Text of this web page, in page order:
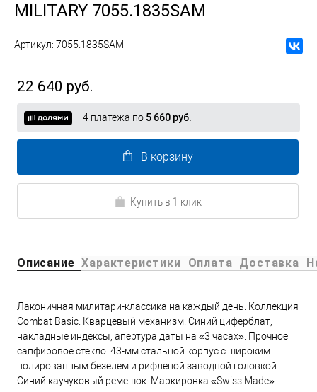
MILITARY 7055.1835SAM
Артикул: 7055.1835SAM
22 640 руб.
4 платежа по 5 660 руб.
В корзину
Купить в 1 клик
Описание Характеристики Оплата Доставка
Лаконичная милитари-классика на каждый день. Коллекция
Combat Basic. Кварцевый механизм. Синий циферблат,
накладные индексы, апертура даты на «3 часах». Прочное
сапфировое стекло. 43-мм стальной корпус с широким
полированным безелем и рифленой заводной головкой.
Синий каучуковый ремешок. Маркировка «Swiss Made».